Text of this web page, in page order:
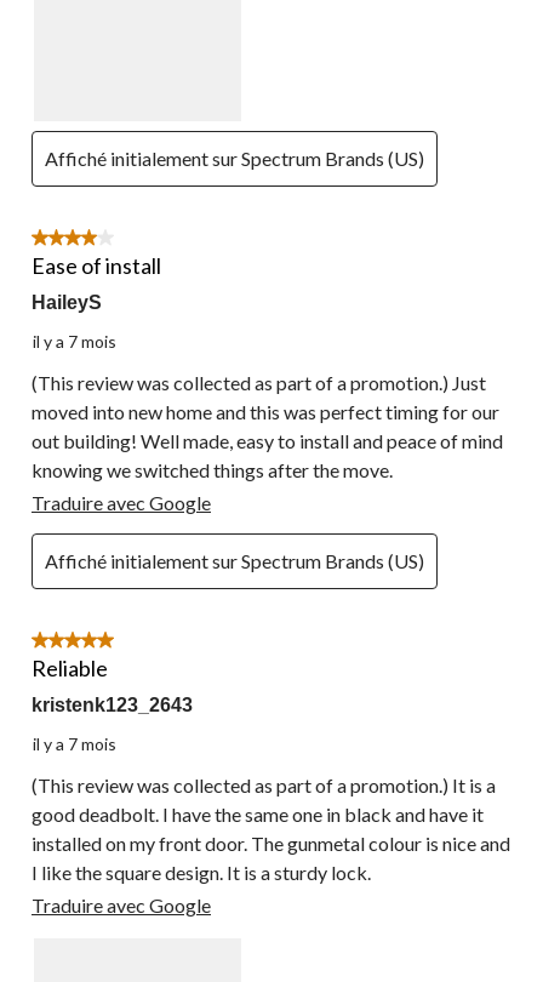
Affiché initialement sur Spectrum Brands (US)
4 étoile(s) sur 5.
Ease of install
HaileyS
il y a 7 mois
(This review was collected as part of a promotion.) Just
moved into new home and this was perfect timing for our
out building! Well made, easy to install and peace of mind
knowing we switched things after the move.
Traduire avec Google
Affiché initialement sur Spectrum Brands (US)
5 étoile(s) sur 5.
Reliable
kristenk123_2643
il y a 7 mois
(This review was collected as part of a promotion.) It is a
good deadbolt. I have the same one in black and have it
installed on my front door. The gunmetal colour is nice and
I like the square design. It is a sturdy lock.
Traduire avec Google